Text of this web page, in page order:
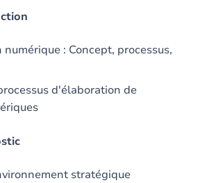
: Concept, processus,
d'élaboration de
stratégique